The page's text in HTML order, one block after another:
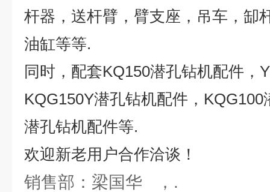
杆器，送杆臂，臂支座，吊车，缷
油缸等等.
同时，配套KQ150潜孔钻机配件，
KQG150Y潜孔钻机配件， KQG100
潜孔钻机配件等.
欢迎新老用户合作洽谈！
销售部：梁国华 ，.